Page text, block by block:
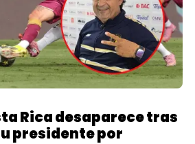
Rica desaparece tras
presidente por